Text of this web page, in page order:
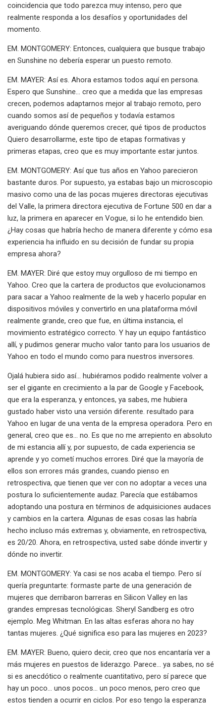
coincidencia que todo parezca muy intenso, pero que
realmente responda a los desafíos y oportunidades del
momento.
EM. MONTGOMERY: Entonces, cualquiera que busque trabajo
en Sunshine no debería esperar un puesto remoto.
EM. MAYER: Así es. Ahora estamos todos aquí en persona.
Espero que Sunshine... creo que a medida que las empresas
crecen, podemos adaptarnos mejor al trabajo remoto, pero
cuando somos así de pequeños y todavía estamos
averiguando dónde queremos crecer, qué tipos de productos
Quiero desarrollarme, este tipo de etapas formativas y
primeras etapas, creo que es muy importante estar juntos.
EM. MONTGOMERY: Así que tus años en Yahoo parecieron
bastante duros. Por supuesto, ya estabas bajo un microscopio
masivo como una de las pocas mujeres directoras ejecutivas
del Valle, la primera directora ejecutiva de Fortune 500 en dar a
luz, la primera en aparecer en Vogue, si lo he entendido bien.
¿Hay cosas que habría hecho de manera diferente y cómo esa
experiencia ha influido en su decisión de fundar su propia
empresa ahora?
EM. MAYER: Diré que estoy muy orgulloso de mi tiempo en
Yahoo. Creo que la cartera de productos que evolucionamos
para sacar a Yahoo realmente de la web y hacerlo popular en
dispositivos móviles y convertirlo en una plataforma móvil
realmente grande, creo que fue, en última instancia, el
movimiento estratégico correcto. Y hay un equipo fantástico
allí, y pudimos generar mucho valor tanto para los usuarios de
Yahoo en todo el mundo como para nuestros inversores.
Ojalá hubiera sido así... hubiéramos podido realmente volver a
ser el gigante en crecimiento a la par de Google y Facebook,
que era la esperanza, y entonces, ya sabes, me hubiera
gustado haber visto una versión diferente. resultado para
Yahoo en lugar de una venta de la empresa operadora. Pero en
general, creo que es... no. Es que no me arrepiento en absoluto
de mi estancia allí y, por supuesto, de cada experiencia se
aprende y yo cometí muchos errores. Diré que la mayoría de
ellos son errores más grandes, cuando pienso en
retrospectiva, que tienen que ver con no adoptar a veces una
postura lo suficientemente audaz. Parecía que estábamos
adoptando una postura en términos de adquisiciones audaces
y cambios en la cartera. Algunas de esas cosas las habría
hecho incluso más extremas y, obviamente, en retrospectiva,
es 20/20. Ahora, en retrospectiva, usted sabe dónde invertir y
dónde no invertir.
EM. MONTGOMERY: Ya casi se nos acaba el tiempo. Pero sí
quería preguntarte: formaste parte de una generación de
mujeres que derribaron barreras en Silicon Valley en las
grandes empresas tecnológicas. Sheryl Sandberg es otro
ejemplo. Meg Whitman. En las altas esferas ahora no hay
tantas mujeres. ¿Qué significa eso para las mujeres en 2023?
EM. MAYER: Bueno, quiero decir, creo que nos encantaría ver a
más mujeres en puestos de liderazgo. Parece... ya sabes, no sé
si es anecdótico o realmente cuantitativo, pero sí parece que
hay un poco... unos pocos... un poco menos, pero creo que
estos tienden a ocurrir en ciclos. Por eso tengo la esperanza